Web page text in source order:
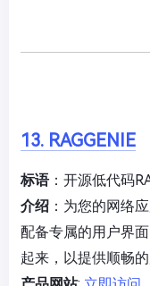
13. RAGGENIE
标语：开源低代码
介绍 ：为您的网络
配备专属的用户界
起来，以提供顺畅的